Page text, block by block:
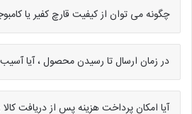
چگونه می توان از کیفیت قارچ کفیر یا
در زمان ارسال تا رسیدن محصول ، آیا
آیا امکان پرداخت هزینه پس از دریافت